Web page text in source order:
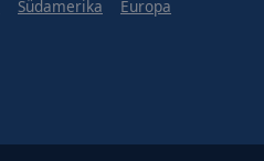
Südamerika
Europa